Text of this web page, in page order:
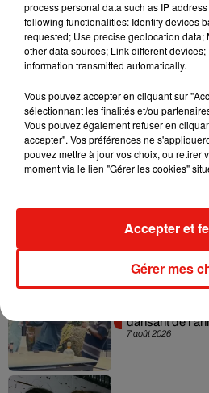
Musique
7 août 2026
Julien Lieb
dans son
7 août 2026
7 août 2026
dansant de
process personal data such as IP
following functionalities: Identify devices
requested; Use precise geolocation data;
other data sources; Link different
information transmitted automatically.
Vous pouvez accepter en cliquant sur
sélectionnant les finalités et/ou
Vous pouvez également refuser en
accepter". Vos préférences ne
pouvez mettre à jour vos choix, ou retirer
moment via le lien "Gérer les cookies"
Gérer mes
Accepter et